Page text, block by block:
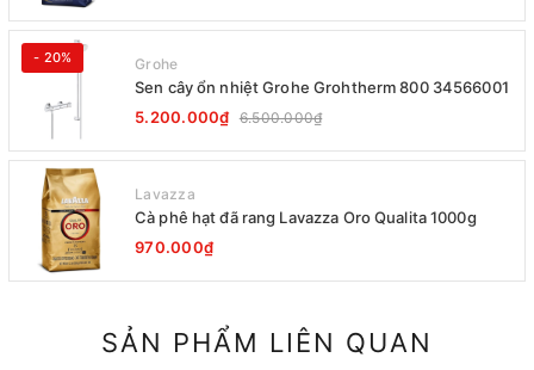
- 20% Grohe
Sen cây ổn nhiệt Grohe Grohtherm 800 34566001
5.200.000₫ 6.500.000₫
Lavazza
Cà phê hạt đã rang Lavazza Oro Qualita 1000g
970.000₫
SẢN PHẨM LIÊN QUAN